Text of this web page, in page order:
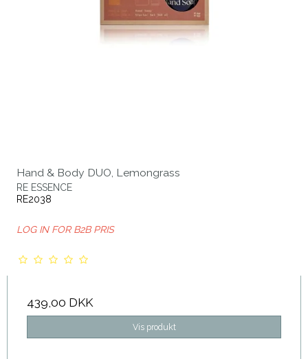
Hand & Body DUO, Lemongrass
RE ESSENCE
RE2038
LOG IN FOR B2B PRIS
439,00 DKK
Vis produkt